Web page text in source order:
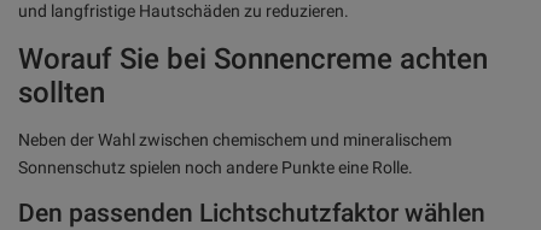
und langfristige Hautschäden zu reduzieren.
Worauf Sie bei Sonnencreme achten
sollten
Neben der Wahl zwischen chemischem und mineralischem
Sonnenschutz spielen noch andere Punkte eine Rolle.
Den passenden Lichtschutzfaktor wählen